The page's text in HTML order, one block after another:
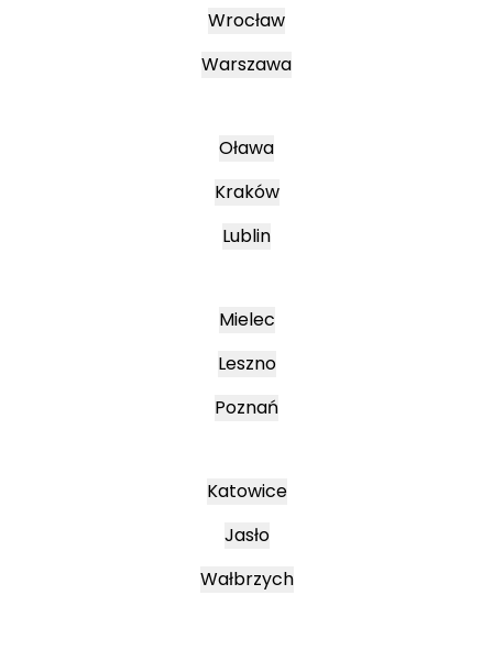
Wrocław
Warszawa
Oława
Kraków
Lublin
Mielec
Leszno
Poznań
Katowice
Jasło
Wałbrzych